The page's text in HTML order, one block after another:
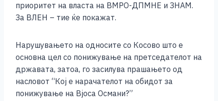
приоритет на власта на ВМРО-ДПМНЕ и ЗНАМ.
За ВЛЕН – тие ќе покажат.
Нарушувањето на односите со Косово што е
основна цел со понижување на претседателот на
државата, затоа, го засилува прашањето од
насловот “Кој е нарачателот на обидот за
понижување на Вјоса Османи?”